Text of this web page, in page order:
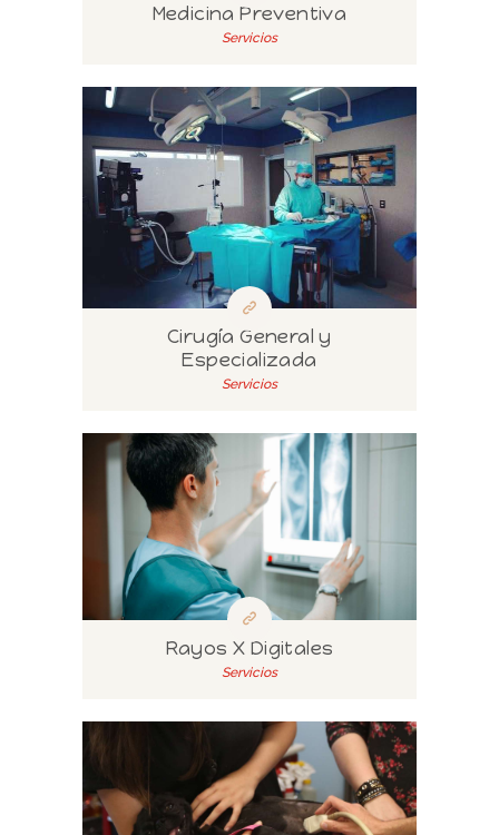
Medicina Preventiva
Servicios
Cirugía General y
Especializada
Servicios
Rayos X Digitales
Servicios